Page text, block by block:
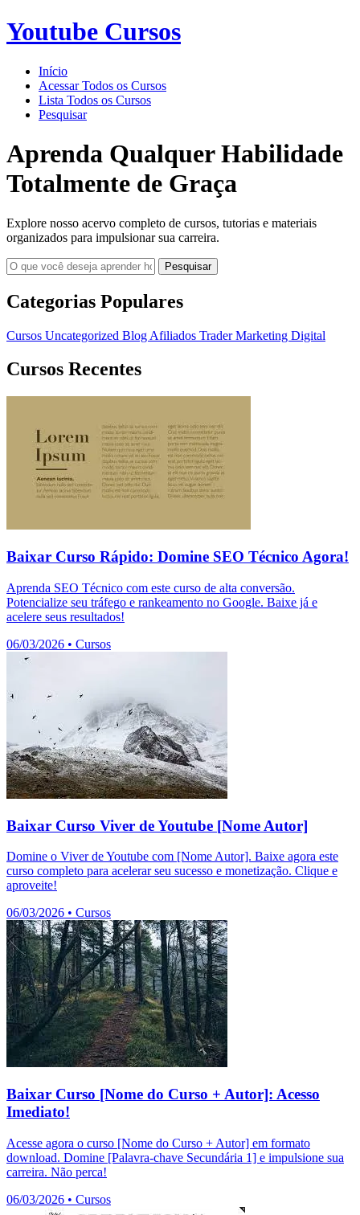
Youtube Cursos
Início
Acessar Todos os Cursos
Lista Todos os Cursos
Pesquisar
Aprenda Qualquer Habilidade
Totalmente de Graça
Explore nosso acervo completo de cursos, tutorias e materiais
organizados para impulsionar sua carreira.
Pesquisar
Categorias Populares
Cursos Uncategorized Blog Afiliados TraderMarketing Digital
Cursos Recentes
Baixar Curso Rápido: Domine SEO Técnico Agora!
Aprenda SEO Técnico com este curso de alta conversão.
Potencialize seu tráfego e rankeamento no Google. Baixe já e
acelere seus resultados!
06/03/2026 • Cursos
Baixar Curso Viver de Youtube [Nome Autor]
Domine o Viver de Youtube com [Nome Autor]. Baixe agora este
curso completo para acelerar seu sucesso e monetização. Clique e
aproveite!
06/03/2026 • Cursos
Baixar Curso [Nome do Curso + Autor]: Acesso
Imediato!
Acesse agora o curso [Nome do Curso + Autor] em formato
download. Domine [Palavra-chave Secundária 1] e impulsione sua
carreira. Não perca!
06/03/2026 • Cursos